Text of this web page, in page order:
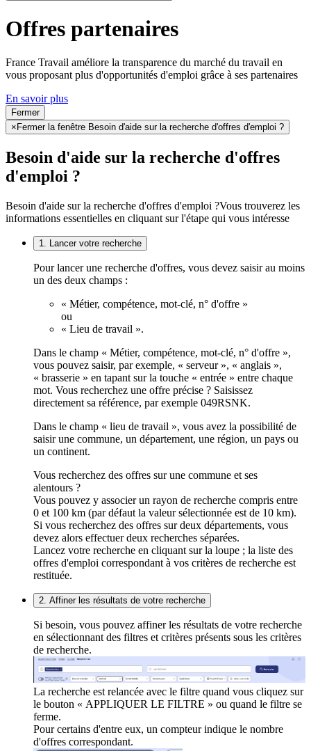
Offres partenaires
France Travail améliore la transparence du marché du travail en
vous proposant plus d'opportunités d'emploi grâce à ses partenaires
En savoir plus
Fermer
× Fermer la fenêtre Besoin d'aide sur la recherche d'offres d'emploi ?
Besoin d'aide sur la recherche d'offres
d'emploi ?
Besoin d'aide sur la recherche d'offres d'emploi ?Vous trouverez les
informations essentielles en cliquant sur l'étape qui vous intéresse
1. Lancer votre recherche
Pour lancer une recherche d'offres, vous devez saisir au moins
un des deux champs :
« Métier, compétence, mot-clé, n° d'offre »
ou
« Lieu de travail ».
Dans le champ « Métier, compétence, mot-clé, n° d'offre »,
vous pouvez saisir, par exemple, « serveur », « anglais »,
« brasserie » en tapant sur la touche « entrée » entre chaque
mot. Vous recherchez une offre précise ? Saisissez
directement sa référence, par exemple 049RSNK.
Dans le champ « lieu de travail », vous avez la possibilité de
saisir une commune, un département, une région, un pays ou
un continent.
Vous recherchez des offres sur une commune et ses
alentours ?
Vous pouvez y associer un rayon de recherche compris entre
0 et 100 km (par défaut la valeur sélectionnée est de 10 km).
Si vous recherchez des offres sur deux départements, vous
devez alors effectuer deux recherches séparées.
Lancez votre recherche en cliquant sur la loupe ; la liste des
offres d'emploi correspondant à vos critères de recherche est
restituée.
2. Affiner les résultats de votre recherche
Si besoin, vous pouvez affiner les résultats de votre recherche
en sélectionnant des filtres et critères présents sous les critères
de recherche.
La recherche est relancée avec le filtre quand vous cliquez sur
le bouton « APPLIQUER LE FILTRE » ou quand le filtre se
ferme.
Pour certains d'entre eux, un compteur indique le nombre
d'offres correspondant.